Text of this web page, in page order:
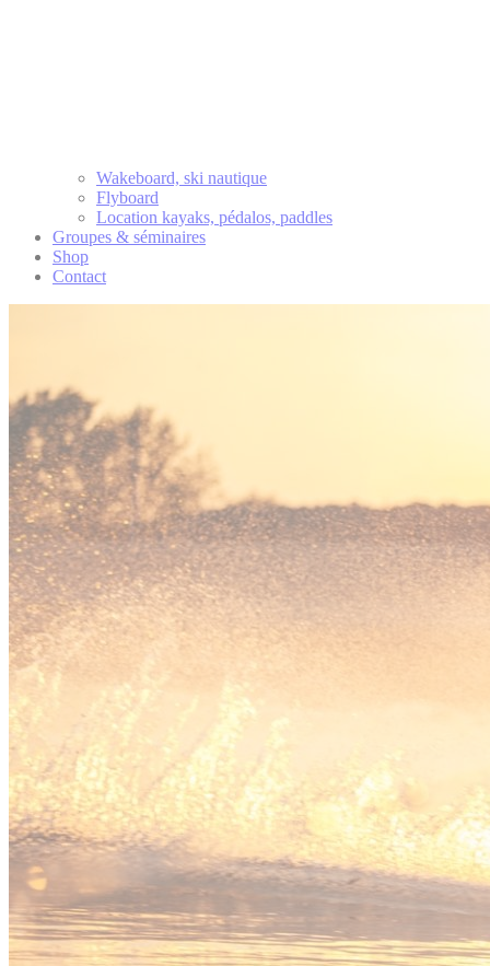
Wakeboard, ski nautique
Flyboard
Location kayaks, pédalos, paddles
Groupes & séminaires
Shop
Contact